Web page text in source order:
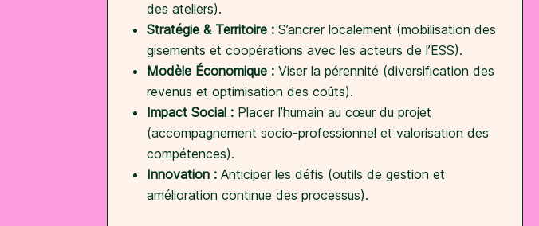
des ateliers).
Stratégie & Territoire :S’ancrer localement (mobilisation des
gisements et coopérations avec les acteurs de l’ESS).
Modèle Économique :Viser la pérennité (diversification des
revenus et optimisation des coûts).
Impact Social :Placer l’humain au cœur du projet
(accompagnement socio-professionnel et valorisation des
compétences).
Innovation :Anticiper les défis (outils de gestion et
amélioration continue des processus).